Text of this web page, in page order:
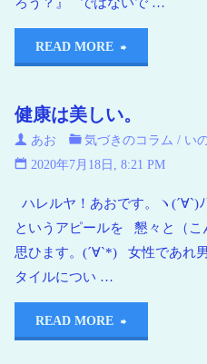
READ MORE
健康は美しい。
あお 気づきのコラム / い
2020年7月18日, 8:21 PM
ハレルヤ！あおです。ヽ(´∀`)
というアピールを 懇々と（
思ひます。(´∀`*) 女性であれ
タイルについ …
READ MORE